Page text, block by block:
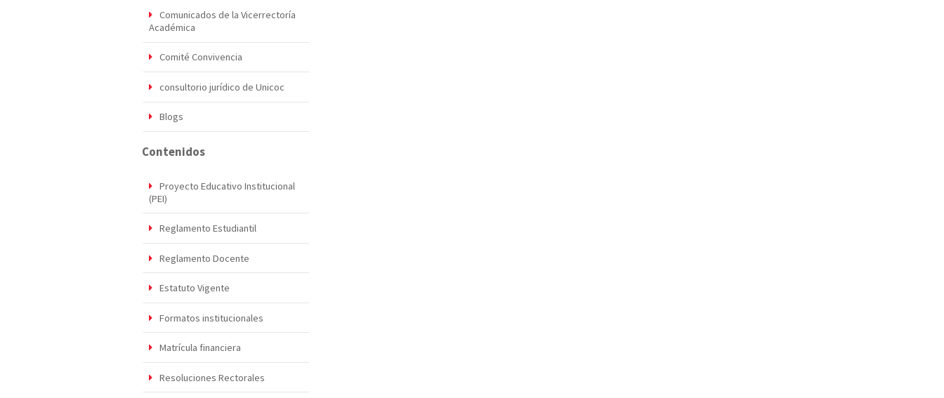
Comunicados de la Vicerrectoría
Académica
Comité Convivencia
consultorio jurídico de Unicoc
Blogs
Contenidos
Proyecto Educativo Institucional
(PEI)
Reglamento Estudiantil
Reglamento Docente
Estatuto Vigente
Formatos institucionales
Matrícula financiera
Resoluciones Rectorales